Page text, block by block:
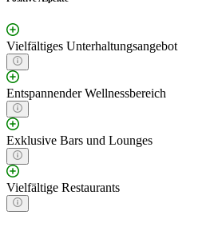
Vielfältiges Unterhaltungsangebot
Entspannender Wellnessbereich
Exklusive Bars und Lounges
Vielfältige Restaurants